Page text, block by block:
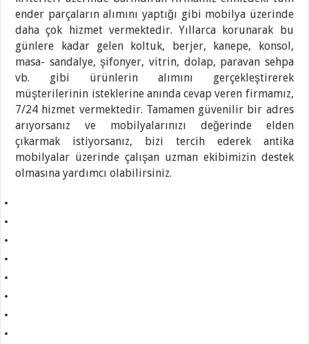
ender parçaların alımını yaptığı gibi mobilya üzerinde
daha çok hizmet vermektedir. Yıllarca korunarak bu
günlere kadar gelen koltuk, berjer, kanepe, konsol,
masa- sandalye, şifonyer, vitrin, dolap, paravan sehpa
vb. gibi ürünlerin alımını gerçekleştirerek
müşterilerinin isteklerine anında cevap veren firmamız,
7/24 hizmet vermektedir. Tamamen güvenilir bir adres
arıyorsanız ve mobilyalarınızı değerinde elden
çıkarmak istiyorsanız, bizi tercih ederek antika
mobilyalar üzerinde çalışan uzman ekibimizin destek
olmasına yardımcı olabilirsiniz.